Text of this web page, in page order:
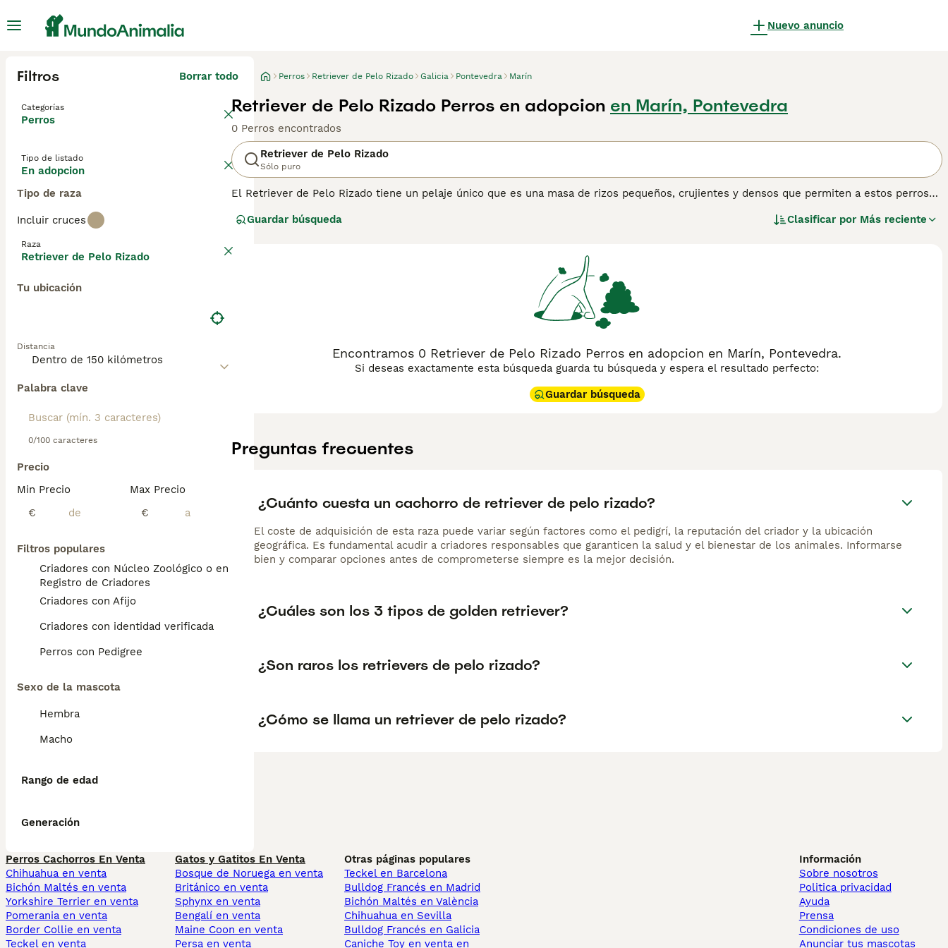
Nuevo anuncio
Filtros Borrar todo
Categorías
Perros
Tipo de listado
En adopcion
Tipo de raza
Incluir cruces
Raza
Retriever de Pelo Rizado
Tu ubicación
Distancia
Palabra clave
0/100 caracteres
Precio
Min Precio
€
Max Precio
€
Filtros populares
Criadores con Núcleo Zoológico o en el
Registro de Criadores
Criadores con Afijo
Criadores con identidad verificada
Perros con Pedigree
Sexo de la mascota
Hembra
Macho
Rango de edad
Generación
Perros Retriever de Pelo Rizado Galicia Pontevedra Marín
Retriever de Pelo Rizado Perros en adopcion en Marín, Pontevedra
0 Perros encontrados
Retriever de Pelo Rizado
Sólo puro
El Retriever de Pelo Rizado tiene un pelaje único que es una masa de rizos pequeños, crujientes y densos que permiten a estos perros
antiguos. Siempre han sido conocidos por sus habilidades en el campo y fueron muy apreciados por sus habilidades de recuperación.
especialmente entre los niños. Sin embargo, los Retriever de Pelo Rizado no son la mejor opción para los dueños de perros primerizos,
ya que deben manejarse con mano firme, pero suave para que los perros entiendan quién es el alfa. Lee nuestra página de consejos de
compra de Retriever de Pelo Rizado para obtener información sobre esta raza de perro.
Guardar búsqueda Clasificar por Más reciente
Encontramos 0 Retriever de Pelo Rizado Perros en adopcion en Marín, Pontevedra.
Si deseas exactamente esta búsqueda guarda tu búsqueda y espera el resultado perfecto:
Guardar búsqueda
Preguntas frecuentes
¿Cuánto cuesta un cachorro de retriever de pelo rizado?
El coste de adquisición de esta raza puede variar según factores como el pedigrí, la reputación del criador y la ubicación
geográfica. Es fundamental acudir a criadores responsables que garanticen la salud y el bienestar de los animales. Informarse
bien y comparar opciones antes de comprometerse siempre es la mejor decisión.
¿Cuáles son los 3 tipos de golden retriever?
¿Son raros los retrievers de pelo rizado?
¿Cómo se llama un retriever de pelo rizado?
Perros Cachorros En Venta
Chihuahua en venta
Bichón Maltés en venta
Yorkshire Terrier en venta
Pomerania en venta
Border Collie en venta
Teckel en venta
Gatos y Gatitos En Venta
Bosque de Noruega en venta
Británico en venta
Sphynx en venta
Bengalí en venta
Maine Coon en venta
Persa en venta
Otras páginas populares
Teckel en Barcelona
Bulldog Francés en Madrid
Bichón Maltés en València
Chihuahua en Sevilla
Bulldog Francés en Galicia
Caniche Toy en venta en
Información
Sobre nosotros
Politica privacidad
Ayuda
Prensa
Condiciones de uso
Anunciar tus mascotas